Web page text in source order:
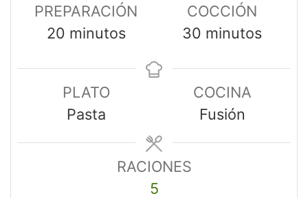
PREPARACIÓN
20 minutos
COCCIÓN
30 minutos
PLATO
Pasta
COCINA
Fusión
RACIONES
5